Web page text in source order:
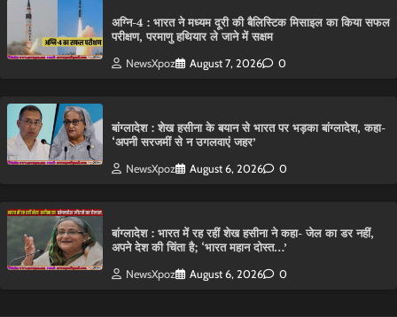
अग्नि-4 : भारत ने मध्यम दूरी की बैलिस्टिक मिसाइल का किया सफल
परीक्षण, परमाणु हथियार ले जाने में सक्षम
NewsXpoz August 7, 2026 0
बांग्लादेश : शेख हसीना के बयान से भारत पर भड़का बांग्लादेश, कहा-
‘अपनी सरजमीं से न उगलवाएं जहर’
NewsXpoz August 6, 2026 0
बांग्लादेश : भारत में रह रहीं शेख हसीना ने कहा- जेल का डर नहीं,
अपने देश की चिंता है; ‘भारत महान दोस्त…’
NewsXpoz August 6, 2026 0